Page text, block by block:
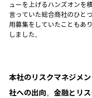
ューを上げるハンズオンを
言っていた総合商社のひと
用募集をしていたこともあ
しました。
本社のリスクマネジメ
社への出向。金融とリ